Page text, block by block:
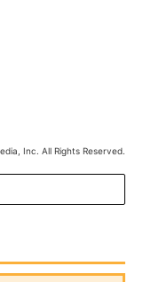
Inc. All Rights Reserved.